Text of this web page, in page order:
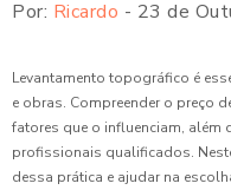
Por: Ricardo - 23 de
Levantamento topográfico é
e obras. Compreender o preço
fatores que o influenciam, além
profissionais qualificados.
dessa prática e ajudar na